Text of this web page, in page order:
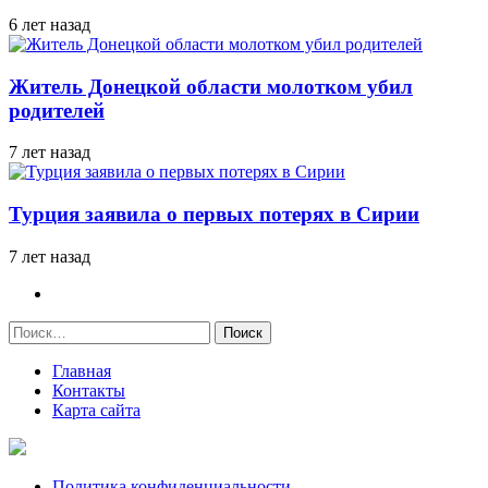
6 лет назад
Житель Донецкой области молотком убил
родителей
7 лет назад
Турция заявила о первых потерях в Сирии
7 лет назад
Найти:
Главная
Контакты
Карта сайта